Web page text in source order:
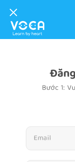
Bước 1: